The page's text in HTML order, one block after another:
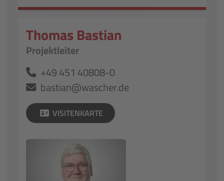
Thomas Bastian
Projektleiter
+49 451 40808-0
bastian@wascher.de
VISITENKARTE